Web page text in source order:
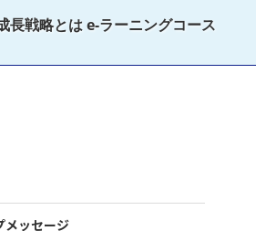
長戦略とは e-ラーニングコース
メッセージ